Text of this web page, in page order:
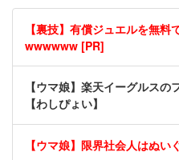
【裏技】有償ジュエルを無
wwwwww [PR]
【ウマ娘】楽天イーグルス
【わしぴょい】
【ウマ娘】限界社会人はぬ